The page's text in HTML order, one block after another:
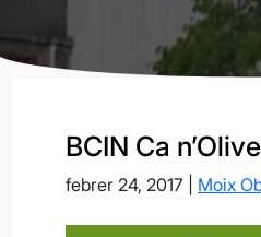
BCIN Ca
febrer 24, 2017 | Moix